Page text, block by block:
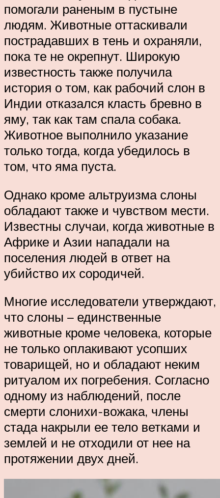
помогали раненым в пустыне
людям. Животные оттаскивали
пострадавших в тень и охраняли,
пока те не окрепнут. Широкую
известность также получила
история о том, как рабочий слон в
Индии отказался класть бревно в
яму, так как там спала собака.
Животное выполнило указание
только тогда, когда убедилось в
том, что яма пуста.
Однако кроме альтруизма слоны
обладают также и чувством мести.
Известны случаи, когда животные в
Африке и Азии нападали на
поселения людей в ответ на
убийство их сородичей.
Многие исследователи утверждают,
что слоны – единственные
животные кроме человека, которые
не только оплакивают усопших
товарищей, но и обладают неким
ритуалом их погребения. Согласно
одному из наблюдений, после
смерти слонихи-вожака, члены
стада накрыли ее тело ветками и
землей и не отходили от нее на
протяжении двух дней.